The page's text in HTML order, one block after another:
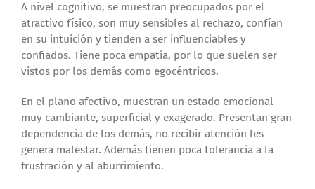
A nivel cognitivo, se muestran preocupados por el
atractivo físico, son muy sensibles al rechazo, confían
en su intuición y tienden a ser influenciables y
confiados. Tiene poca empatía, por lo que suelen ser
vistos por los demás como egocéntricos.
En el plano afectivo, muestran un estado emocional
muy cambiante, superficial y exagerado. Presentan gran
dependencia de los demás, no recibir atención les
genera malestar. Además tienen poca tolerancia a la
frustración y al aburrimiento.